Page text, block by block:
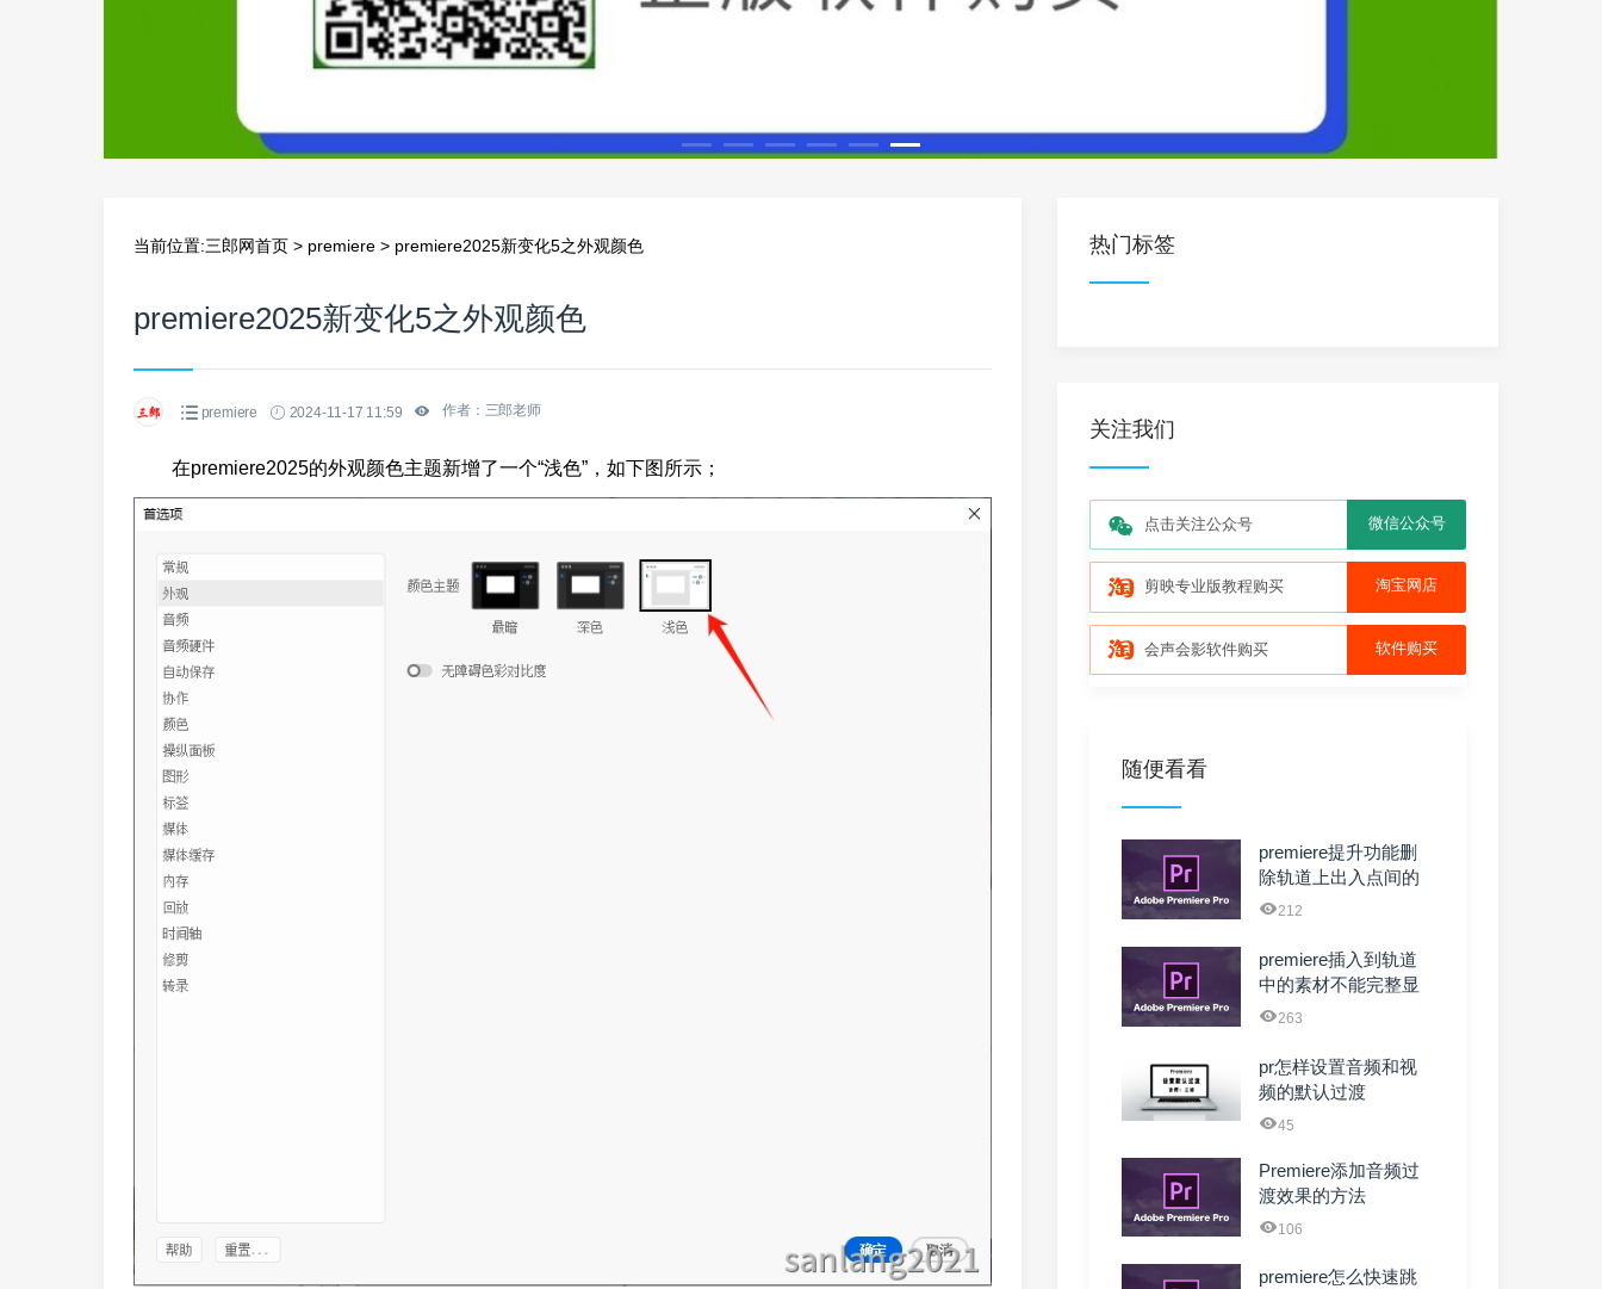
当前位置:三郎网首页 > premiere > premiere2025新变化5之外观颜色
premiere2025新变化5之外观颜色
premiere 2024-11-17 11:59 作者：三郎老师
在premiere2025的外观颜色主题新增了一个“浅色”，如下图所示；
热门标签
关注我们
点击关注公众号 微信公众号
剪映专业版教程购买 淘宝网店
会声会影软件购买 软件购买
随便看看
premiere提升功能删
除轨道上出入点间的
内容212
premiere插入到轨道
中的素材不能完整显
示或有黑边框，怎 ...
263
pr怎样设置音频和视
频的默认过渡
45
Premiere添加音频过
渡效果的方法
106
premiere怎么快速跳